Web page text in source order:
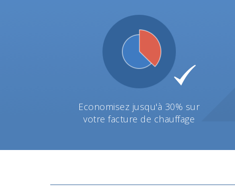
Economisez jusqu'à 30% sur
votre facture de chauffage